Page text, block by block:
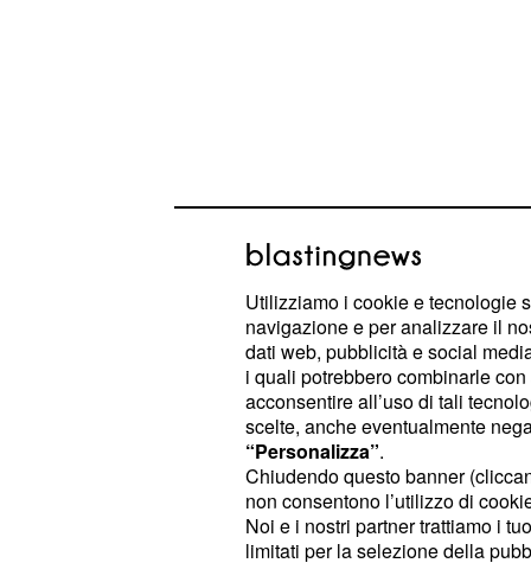
Ciò non deve aver fatto molto
ha dunque colto la palla al balzo,
tiratina" d'orecchiealla
conduttrice, vistosamente in
propria ospite, promettendole che
a questa mancanza. Magari laDe
Utilizziamo i cookie e tecnologie
navigazione e per analizzare il
dati web, pubblicità e social
i quali potrebbero combinarle
acconsentire all’uso di tali
scelte, anche eventualmente
“Personalizza”.
Chiudendo questo banner
non consentono l’utilizzo di
Noi e i nostri partner trattiamo i
limitati per la selezione della